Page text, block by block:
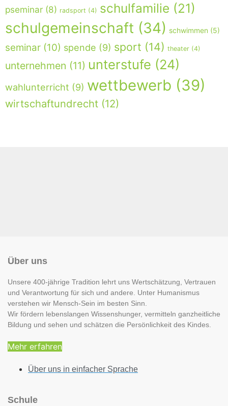
pseminar (8) radsport (4) schulfamilie (21)
schulgemeinschaft (34) schwimmen (5)
seminar (10) spende (9) sport (14) theater (4)
unternehmen (11) unterstufe (24)
wahlunterricht (9) wettbewerb (39)
wirtschaftundrecht (12)
Über uns
Unsere 400-jährige Tradition lehrt uns Wertschätzung, Vertrauen
und Verantwortung für sich und andere. Unter Humanismus
verstehen wir Mensch-Sein im besten Sinn.
Wir fördern lebenslangen Wissenshunger, vermitteln ganzheitliche
Bildung und sehen und schätzen die Persönlichkeit des Kindes.
Mehr erfahren
Über uns in einfacher Sprache
Schule